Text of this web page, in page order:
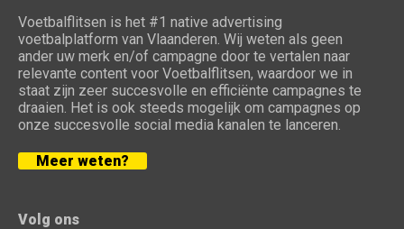
Voetbalflitsen is het #1 native advertising
voetbalplatform van Vlaanderen. Wij weten als geen
ander uw merk en/of campagne door te vertalen naar
relevante content voor Voetbalflitsen, waardoor we in
staat zijn zeer succesvolle en efficiënte campagnes te
draaien. Het is ook steeds mogelijk om campagnes op
onze succesvolle social media kanalen te lanceren.
Meer weten?
Volg ons